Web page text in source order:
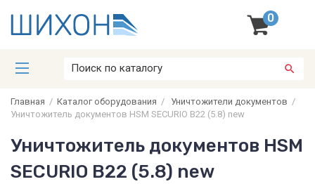
0
Главная / Каталог оборудования / Уничтожители документов /
Уничтожитель документов HSM SECURIO B22 (5.8) new
Уничтожитель документов HSM
SECURIO B22 (5.8) new